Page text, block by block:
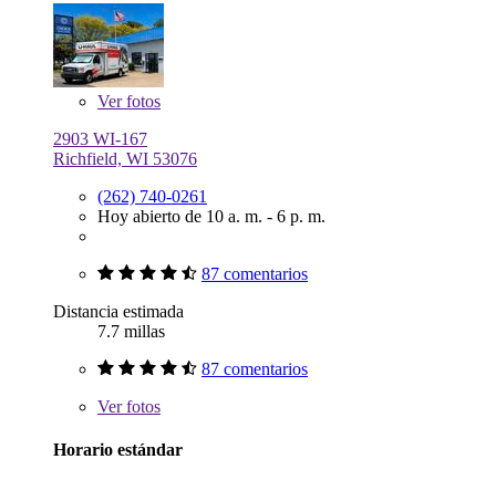
Verfotos
2903 WI-167
Richfield, WI 53076
(262) 740-0261
Hoy abierto de 10 a. m. - 6 p. m.
87 comentarios
Distancia estimada
7.7 millas
87 comentarios
Verfotos
Horario estándar